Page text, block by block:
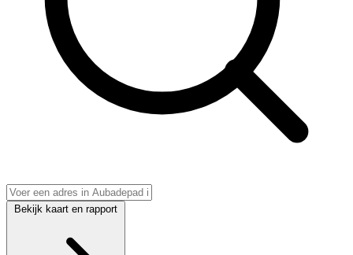
Bekijk kaart en rapport